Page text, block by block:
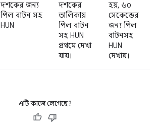
দশকের জন্য
পিল বাটন সহ
HUN
দশকের
তালিকায়
পিল বাটন
সহ HUN
প্রথমে দেখা
যায়।
হয়, ৬০
সেকেন্ডের
জন্য পিল
বাটনসহ
HUN
দেখায়।
এটি কাজে লেগেছে?